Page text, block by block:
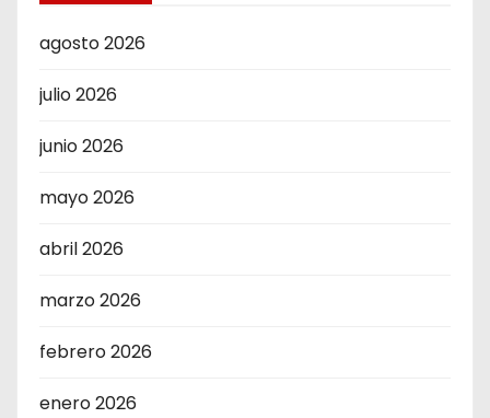
agosto 2026
julio 2026
junio 2026
mayo 2026
abril 2026
marzo 2026
febrero 2026
enero 2026